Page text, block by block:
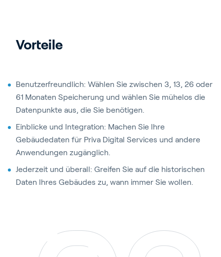
Vorteile
Benutzerfreundlich: Wählen Sie zwischen 3, 13, 26 oder
61 Monaten Speicherung und wählen Sie mühelos die
Datenpunkte aus, die Sie benötigen.
Einblicke und Integration: Machen Sie Ihre
Gebäudedaten für Priva Digital Services und andere
Anwendungen zugänglich.
Jederzeit und überall: Greifen Sie auf die historischen
Daten Ihres Gebäudes zu, wann immer Sie wollen.